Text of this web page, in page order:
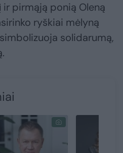
ir pirmąją ponią Oleną
ryškiai mėlyną
solidarumą,